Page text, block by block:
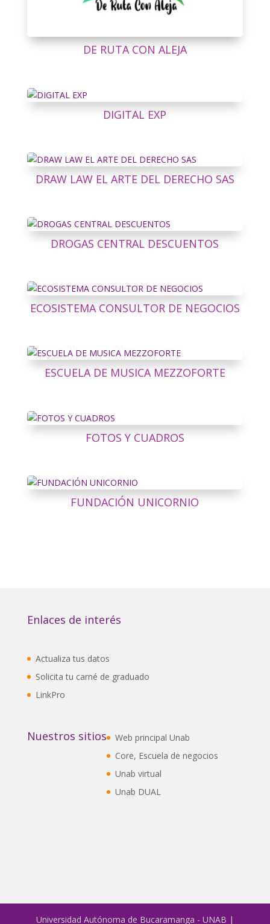
DE RUTA CON ALEJA
DIGITAL EXP
DRAW LAW EL ARTE DEL DERECHO SAS
DROGAS CENTRAL DESCUENTOS
ECOSISTEMA CONSULTOR DE NEGOCIOS
ESCUELA DE MUSICA MEZZOFORTE
FOTOS Y CUADROS
FUNDACIÓN UNICORNIO
Enlaces de interés
Actualiza tus datos
Solicita tu carné de graduado
LinkPro
Nuestros sitios
Web principal Unab
Core, Escuela de negocios
Unab virtual
Unab DUAL
Universidad Autónoma de Bucaramanga - UNAB |